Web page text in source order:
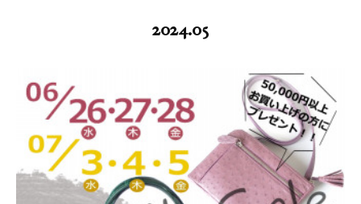
2024.05